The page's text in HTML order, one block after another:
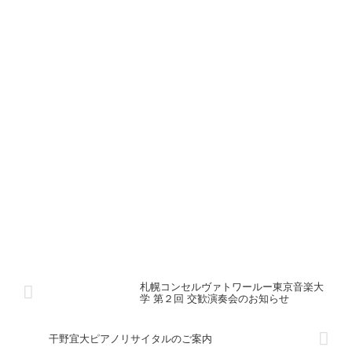
札幌コンセルヴァトワールー東京音楽大
学 第２回 交歓演奏会のお知らせ
干野宜大ピアノリサイタルのご案内